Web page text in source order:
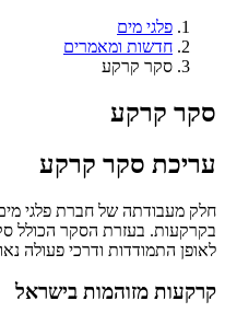
פלגי מים
חדשות ומאמרים
סקר קרקע
סקר קרקע
עריכת סקר קרקע
חלק מעבודתה של חברת פלגי
בקרקעות. בעזרת הסקר הכולל
לאופן התמודדות ודרכי פעולה
קרקעות מזוהמות בישראל